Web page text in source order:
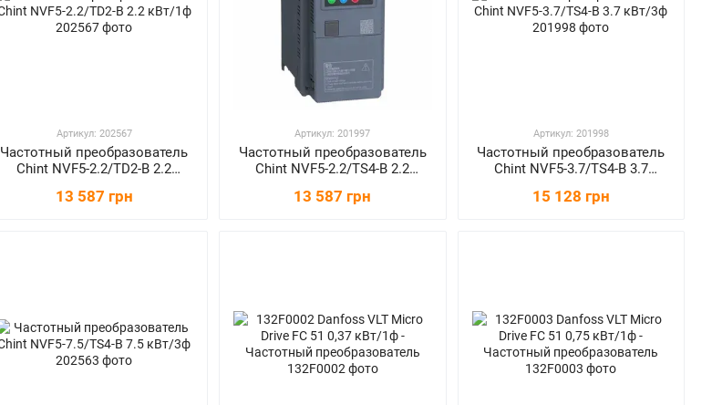
Артикул: 202567
Частотный преобразователь
Chint NVF5-2.2/TD2-B 2.2
13 587 грн
Артикул: 201997
Частотный преобразователь
Chint NVF5-2.2/TS4-B 2.2
13 587 грн
Артикул: 201998
Частотный преобразователь
Chint NVF5-3.7/TS4-B 3.7
15 128 грн